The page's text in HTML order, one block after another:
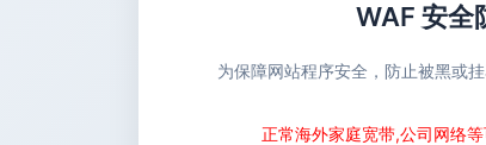
WAF 安全
为保障网站程序安全，防止被黑或
正常海外家庭宽带,公司网络